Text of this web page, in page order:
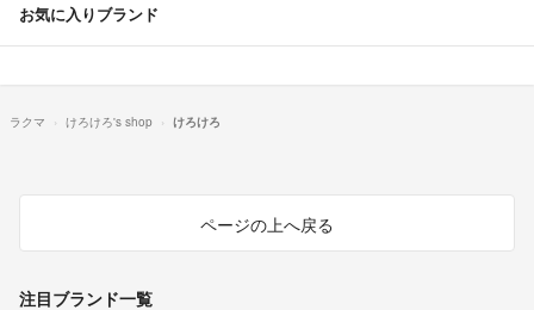
お気に入りブランド
ラクマ けろけろ's shop けろけろ
ページの上へ戻る
注目ブランド一覧